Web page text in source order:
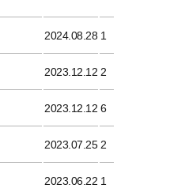
2024.08.28 1
2023.12.12 2
2023.12.12 6
2023.07.25 2
2023.06.22 1